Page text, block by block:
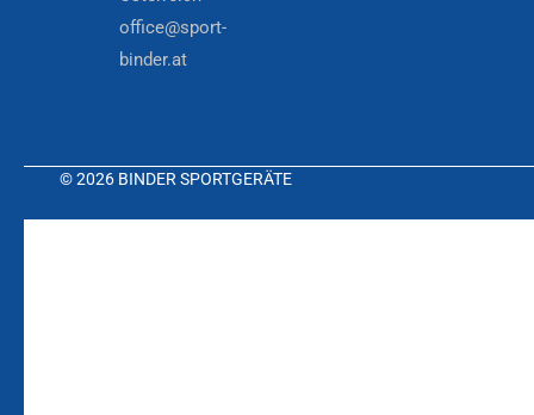
office@sport-
binder.at
© 2026 BINDER SPORTGERÄTE